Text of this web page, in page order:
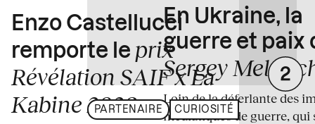
Enzo Castellucci
remporte le prix
Révélation SAIF x La
Kabine 2026
PARTENAIRE CURIOSITÉ
En Ukraine, la
guerre et paix
Sergey
Loin de la déferlante des
médiatiques de guerre, qui